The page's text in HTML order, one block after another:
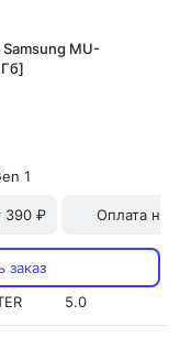
MU-
Гб]
1
390 ₽ Оплата
заказ
5.0